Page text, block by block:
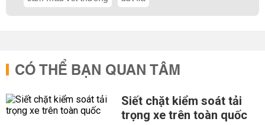
CÓ THỂ BẠN QUAN TÂM
Siết chặt kiểm soát tải
trọng xe trên toàn quốc